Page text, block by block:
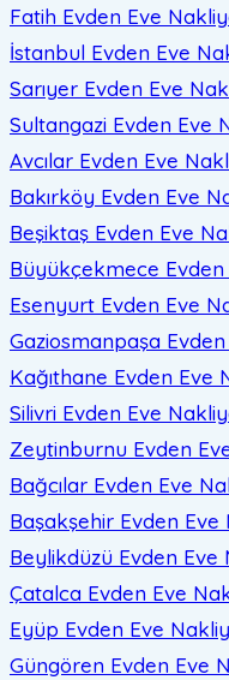
Fatih Evden Eve
İstanbul Evden Eve
Sarıyer Evden Eve
Sultangazi Evden Eve
Avcılar Evden Eve
Bakırköy Evden Eve
Beşiktaş Evden Eve
Büyükçekmece
Esenyurt Evden Eve
Gaziosmanpaşa
Kağıthane Evden Eve
Silivri Evden Eve
Zeytinburnu Evden
Bağcılar Evden Eve
Başakşehir Evden
Beylikdüzü Evden Eve
Çatalca Evden Eve
Eyüp Evden Eve
Güngören Evden Eve